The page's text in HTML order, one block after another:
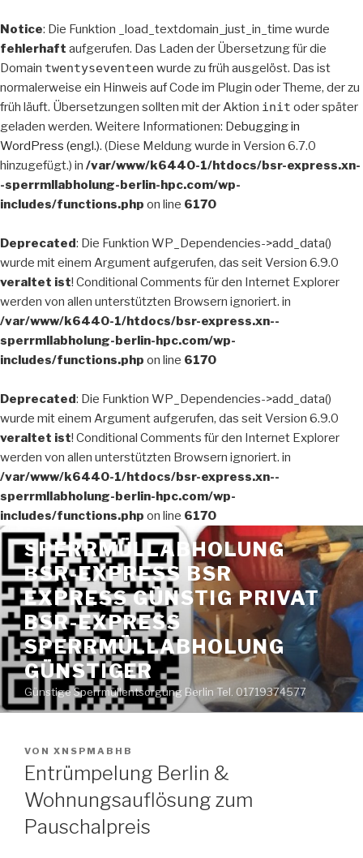
Notice: Die Funktion _load_textdomain_just_in_time wurde
fehlerhaft aufgerufen. Das Laden der Übersetzung für die
Domain twentyseventeen wurde zu früh ausgelöst. Das ist
normalerweise ein Hinweis auf Code im Plugin oder Theme, der zu
früh läuft. Übersetzungen sollten mit der Aktion init oder später
geladen werden. Weitere Informationen: Debugging in
WordPress (engl.). (Diese Meldung wurde in Version 6.7.0
hinzugefügt.) in /var/www/k6440-1/htdocs/bsr-express.xn-
-sperrmllabholung-berlin-hpc.com/wp-
includes/functions.php on line 6170
Deprecated: Die Funktion WP_Dependencies->add_data()
wurde mit einem Argument aufgerufen, das seit Version 6.9.0
veraltet ist! Conditional Comments für den Internet Explorer
werden von allen unterstützten Browsern ignoriert. in
/var/www/k6440-1/htdocs/bsr-express.xn--
sperrmllabholung-berlin-hpc.com/wp-
includes/functions.php on line 6170
Deprecated: Die Funktion WP_Dependencies->add_data()
wurde mit einem Argument aufgerufen, das seit Version 6.9.0
veraltet ist! Conditional Comments für den Internet Explorer
werden von allen unterstützten Browsern ignoriert. in
/var/www/k6440-1/htdocs/bsr-express.xn--
sperrmllabholung-berlin-hpc.com/wp-
includes/functions.php on line 6170
Zum
Inhalt
springen
SPERRMÜLLABHOLUNG
BSR-EXPRESS BSR
EXPRESS GÜNSTIG PRIVAT
BSR-EXPRESS
SPERRMÜLLABHOLUNG
GÜNSTIGER
Günstige Sperrmüllentsorgung Berlin Tel. 01719374577
VERÖFFENTLICHT
AM
VON XNSPMABHB
Entrümpelung Berlin &
Wohnungsauflösung zum
Pauschalpreis